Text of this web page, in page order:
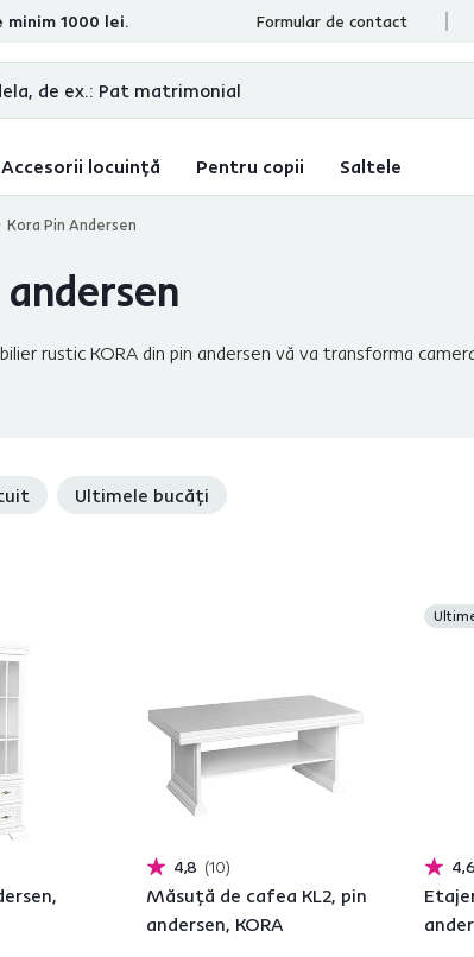
1000 lei. Formular de contact
Accesorii locuință Pentru copii Saltele
Kora Pin Andersen
rustic KORA din pin andersen vă va transforma
- toate sunt disponibile în selecţia de mobilă pentru
Ultimele bucăți
4,8 10
Măsuţă de cafea KL2, pin
andersen, KORA
4,6